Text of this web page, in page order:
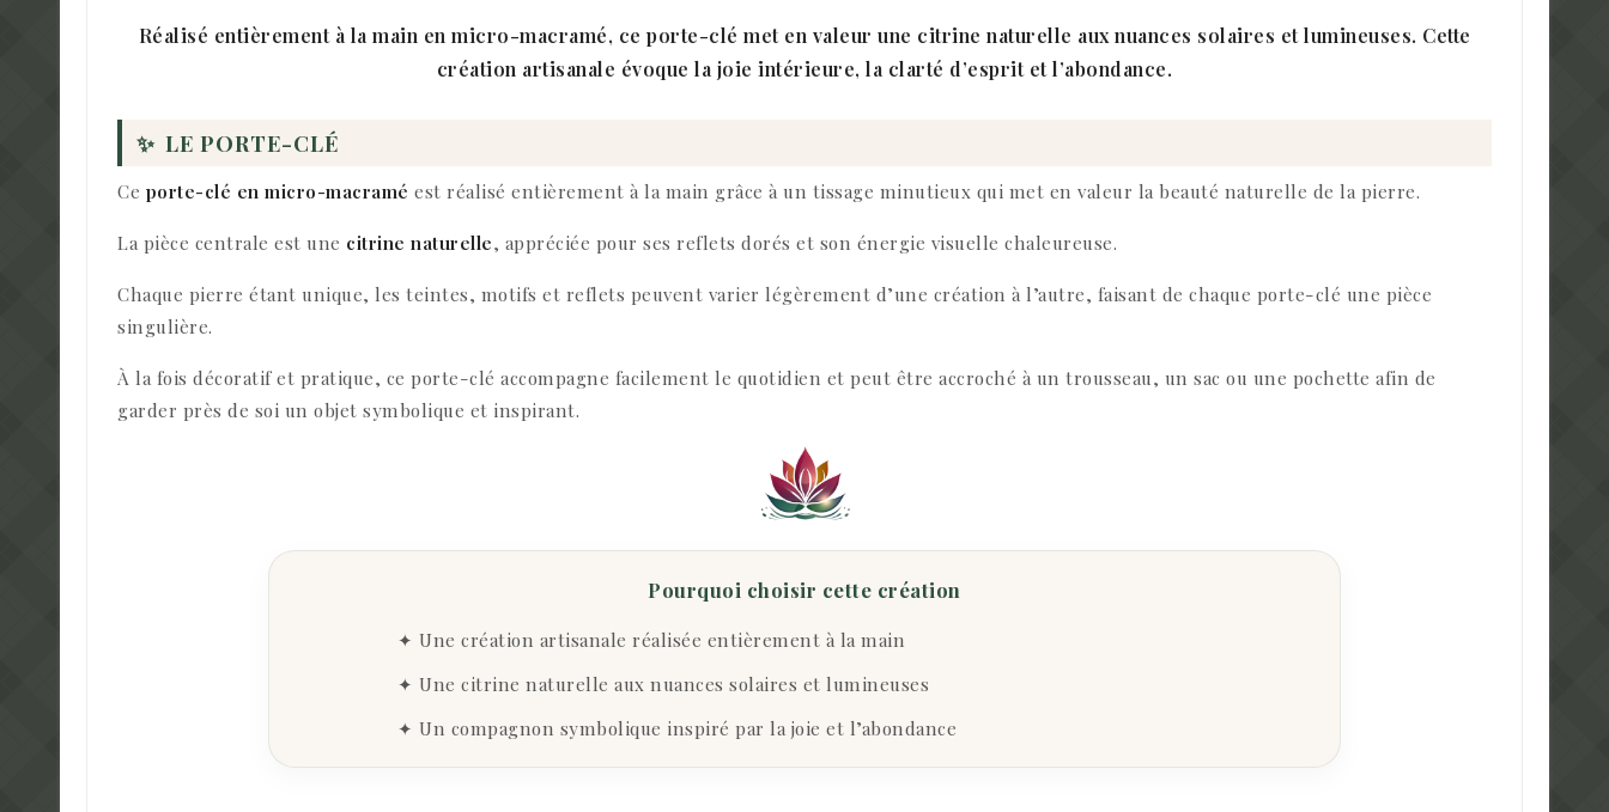
Réalisé entièrement à la main en micro-macramé, ce porte-clé met en valeur une citrine naturelle aux nuances solaires et lumineuses. Cette
création artisanale évoque la joie intérieure, la clarté d’esprit et l’abondance.
✨ LE PORTE-CLÉ
Ce porte-clé en micro-macramé est réalisé entièrement à la main grâce à un tissage minutieux qui met en valeur la beauté naturelle de la pierre.
La pièce centrale est une citrine naturelle, appréciée pour ses reflets dorés et son énergie visuelle chaleureuse.
Chaque pierre étant unique, les teintes, motifs et reflets peuvent varier légèrement d’une création à l’autre, faisant de chaque porte-clé une pièce
singulière.
À la fois décoratif et pratique, ce porte-clé accompagne facilement le quotidien et peut être accroché à un trousseau, un sac ou une pochette afin de
garder près de soi un objet symbolique et inspirant.
Pourquoi choisir cette création
✦ Une création artisanale réalisée entièrement à la main
✦ Une citrine naturelle aux nuances solaires et lumineuses
✦ Un compagnon symbolique inspiré par la joie et l’abondance